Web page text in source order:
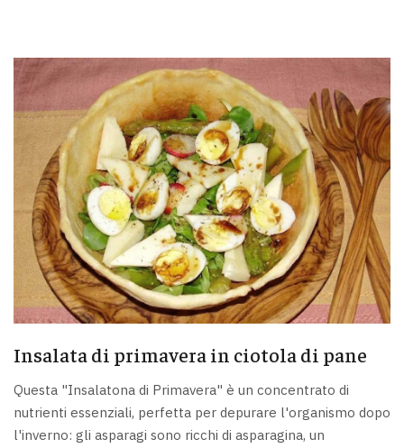
Insalata di primavera in ciotola di pane
Questa "Insalatona di Primavera" è un concentrato di
nutrienti essenziali, perfetta per depurare l'organismo dopo
l'inverno: gli asparagi sono ricchi di asparagina, un